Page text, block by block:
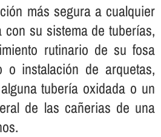
más segura a cualquier
con su sistema de tuberí­as,
rutinario de su fosa
o instalación de arquetas,
tuberí­a oxidada o un
de las cañerias de una